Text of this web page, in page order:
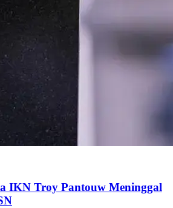
IKN Troy Pantouw Meninggal